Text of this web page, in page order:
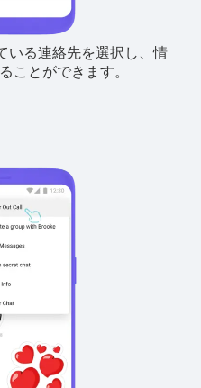
いる連絡先を選択し、情
ことができます。